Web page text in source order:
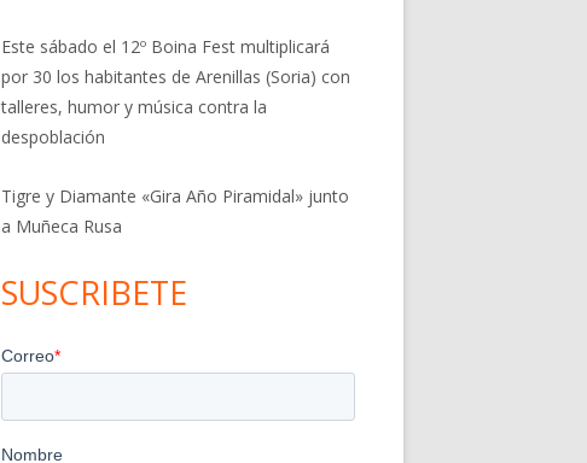
Este sábado el 12º Boina Fest multiplicará
por 30 los habitantes de Arenillas (Soria) con
talleres, humor y música contra la
despoblación
Tigre y Diamante «Gira Año Piramidal» junto
a Muñeca Rusa
SUSCRIBETE